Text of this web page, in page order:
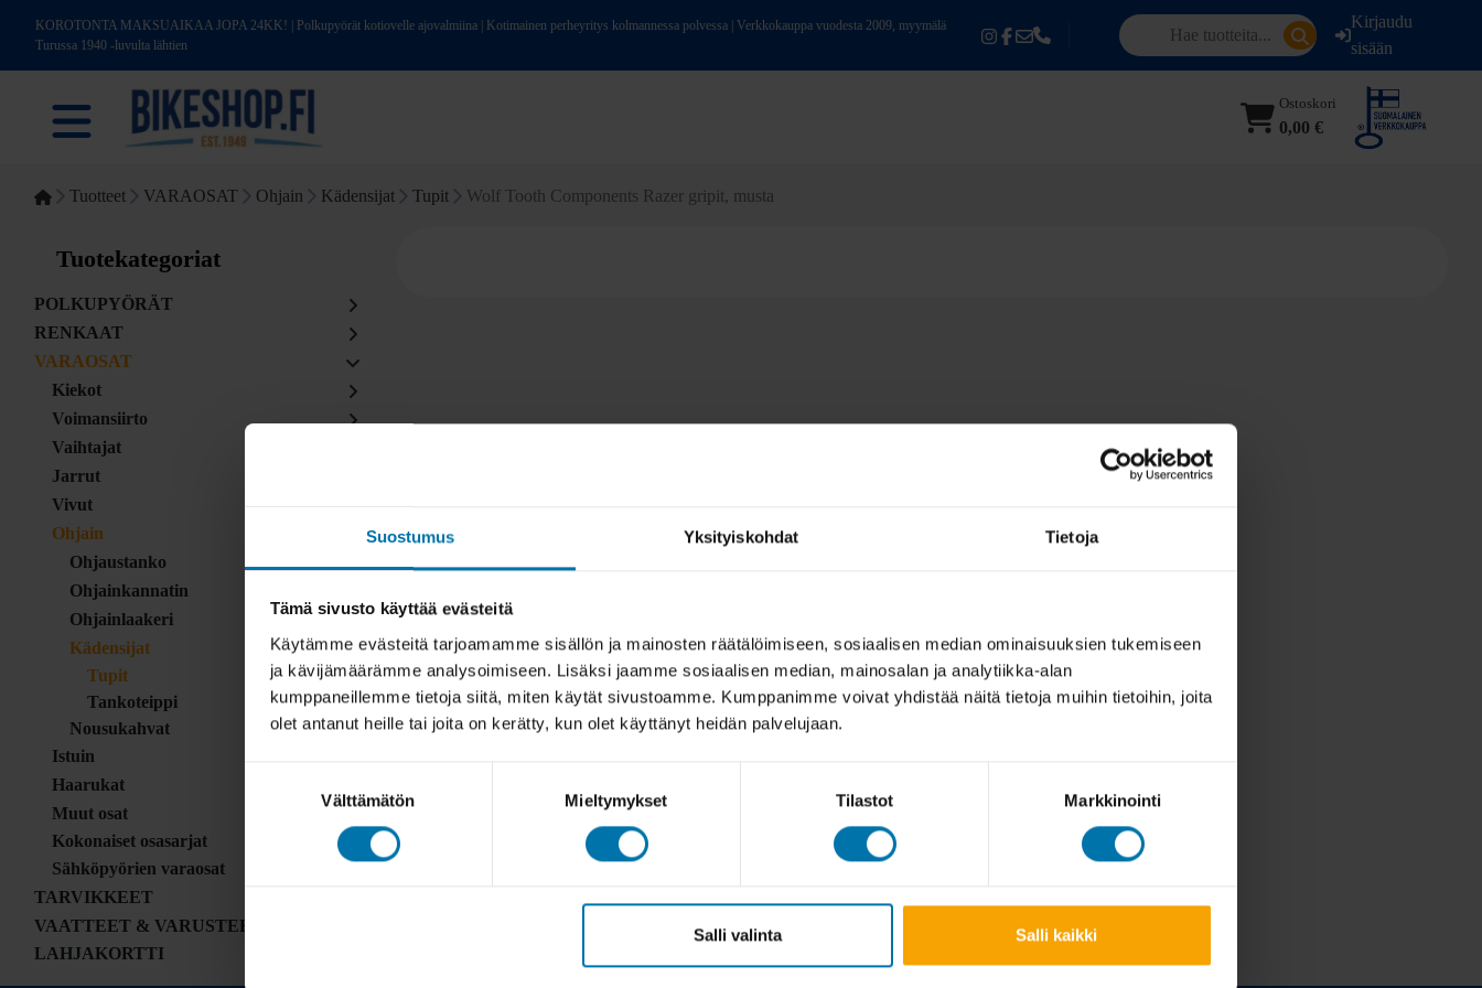
Suostumus Yksityiskohdat Tietoja
Tämä sivusto käyttää evästeitä
Käytämme evästeitä tarjoamamme sisällön ja mainosten räätälöimiseen, sosiaalisen median ominaisuuksien tukemiseen
ja kävijämäärämme analysoimiseen. Lisäksi jaamme sosiaalisen median, mainosalan ja analytiikka-alan
kumppaneillemme tietoja siitä, miten käytät sivustoamme. Kumppanimme voivat yhdistää näitä tietoja muihin tietoihin, joita
olet antanut heille tai joita on kerätty, kun olet käyttänyt heidän palvelujaan.
Välttämätön Mieltymykset Tilastot Markkinointi
Salli valinta Salli kaikki
KOROTONTA MAKSUAIKAA JOPA 24KK! | Polkupyörät kotiovelle ajovalmiina | Kotimainen perheyritys kolmannessa polvessa | Verkkokauppa vuodesta 2009, myymälä
Turussa 1940 -luvulta lähtien
Kirjaudu
sisään
Ostoskori
0,00 €
Tuotteet VARAOSAT Ohjain Kädensijat Tupit Wolf Tooth Components Razer gripit, musta
Tuotekategoriat
POLKUPYÖRÄT
RENKAAT
VARAOSAT
Kiekot
Voimansiirto
Vaihtajat
Jarrut
Vivut
Ohjain
Ohjaustanko
Ohjainkannatin
Ohjainlaakeri
Kädensijat
Tupit
Tankoteippi
Nousukahvat
Istuin
Haarukat
Muut osat
Kokonaiset osasarjat
Sähköpyörien varaosat
TARVIKKEET
VAATTEET & VARUSTEET
LAHJAKORTTI